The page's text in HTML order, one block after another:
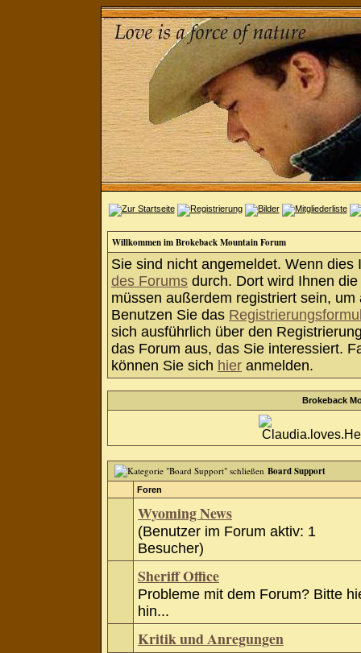
Willkommen im Brokeback Mountain Forum
Sie sind nicht angemeldet. Wenn
des Forums durch. Dort wird Ihnen
müssen außerdem registriert sein,
Benutzen Sie das
sich ausführlich über den
das Forum aus, das Sie interessiert.
können Sie sich hier anmelden.
Brokeback
Board Support
Foren
Wyoming News
(Benutzer im Forum aktiv: 1
Besucher)
Sheriff Office
Probleme mit dem Forum? Bitte
hin...
Kritik und Anregungen